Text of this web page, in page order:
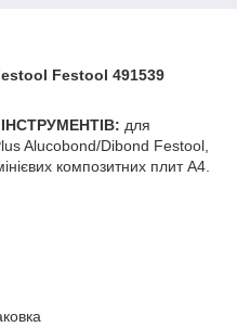
Festool 491539
для
Alucobond/Dibond Festool,
композитних плит A4.